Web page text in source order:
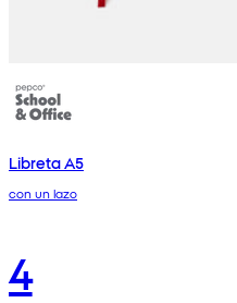
Libreta A5
con un lazo
4